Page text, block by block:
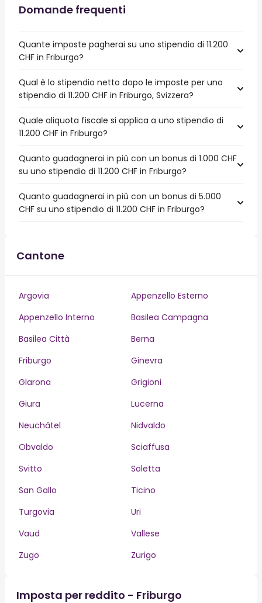
Domande frequenti
Quante imposte pagherai su uno stipendio di 11.200
CHF in Friburgo?
Qual è lo stipendio netto dopo le imposte per uno
stipendio di 11.200 CHF in Friburgo, Svizzera?
Quale aliquota fiscale si applica a uno stipendio di
11.200 CHF in Friburgo?
Quanto guadagnerai in più con un bonus di 1.000 CHF
su uno stipendio di 11.200 CHF in Friburgo?
Quanto guadagnerai in più con un bonus di 5.000
CHF su uno stipendio di 11.200 CHF in Friburgo?
Cantone
Argovia
Appenzello Esterno
Appenzello Interno
Basilea Campagna
Basilea Città
Berna
Friburgo
Ginevra
Glarona
Grigioni
Giura
Lucerna
Neuchâtel
Nidvaldo
Obvaldo
Sciaffusa
Svitto
Soletta
San Gallo
Ticino
Turgovia
Uri
Vaud
Vallese
Zugo
Zurigo
Imposta per reddito - Friburgo